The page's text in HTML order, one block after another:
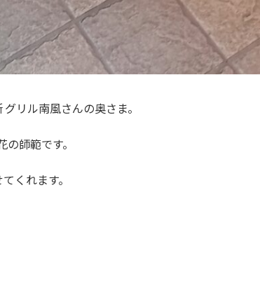
リル南風さんの奥さま。
師範です。
くれます。